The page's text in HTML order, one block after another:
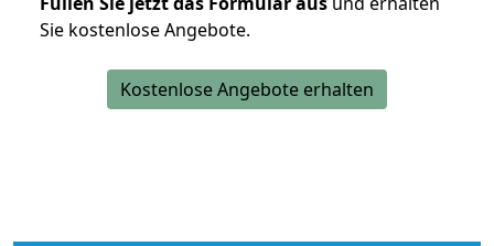
Sie kostenlose Angebote.
Kostenlose Angebote erhalten